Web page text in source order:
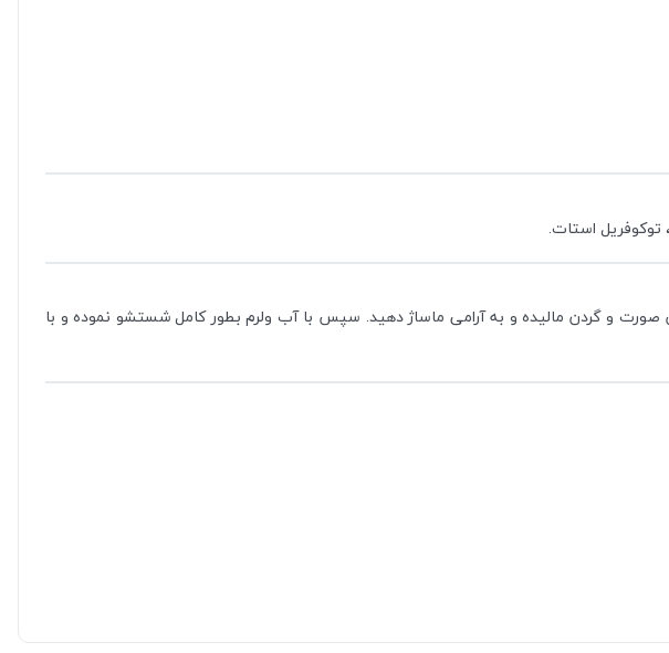
و گردن مالیده و به آرامی ماساژ دهید. سپس با آب ولرم بطور کامل شستشو نموده و با